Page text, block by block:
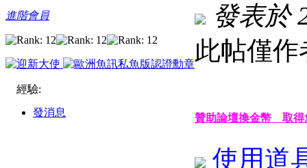
進階會員
經驗:
發消息
發表於
此帖僅
贊助論壇換金幣 取得
使用道